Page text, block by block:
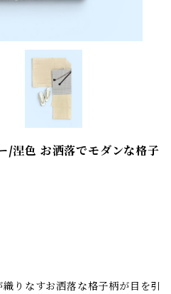
色 お洒落でモダンな格子
りなすお洒落な格子柄が目を引